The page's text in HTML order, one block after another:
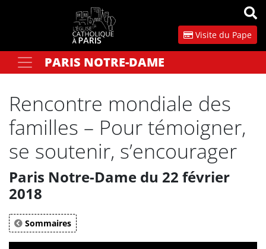
Visite du Pape
Votre recherchePARIS NOTRE-DAME
Rencontre mondiale des
familles – Pour témoigner,
se soutenir, s’encourager
Paris Notre-Dame du 22 février
2018
Sommaires
Panneau de gestion des cookies